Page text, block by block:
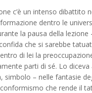
c’è un intenso dibattito
dentro le
la pausa della
che si sarebbe
di lei la
parti di sé. Lo
simbolo – nelle fantasie
che rende il